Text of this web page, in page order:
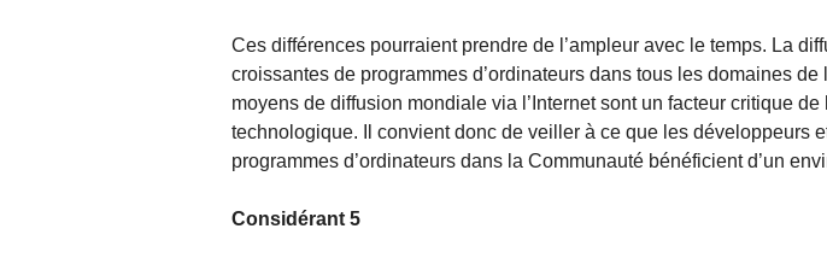
Ces différences pourraient prendre de l’ampleur avec le temps. La
croissantes de programmes d’ordinateurs dans tous les domaines de
moyens de diffusion mondiale via l’Internet sont un facteur critique de
technologique. Il convient donc de veiller à ce que les développeurs
programmes d’ordinateurs dans la Communauté bénéficient d’un
Considérant 5